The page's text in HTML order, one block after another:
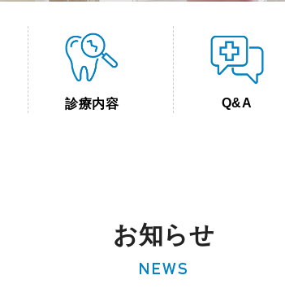
診療内容 Q&A
お知らせ
NEWS